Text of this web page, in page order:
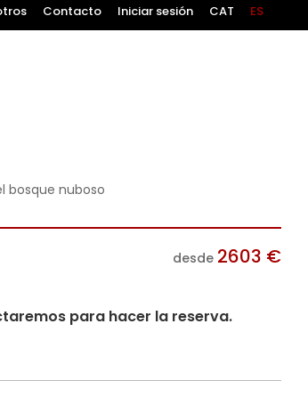
Contacto Iniciar sesión CAT ES
bosque nuboso
desde 2603 €
para hacer la reserva.